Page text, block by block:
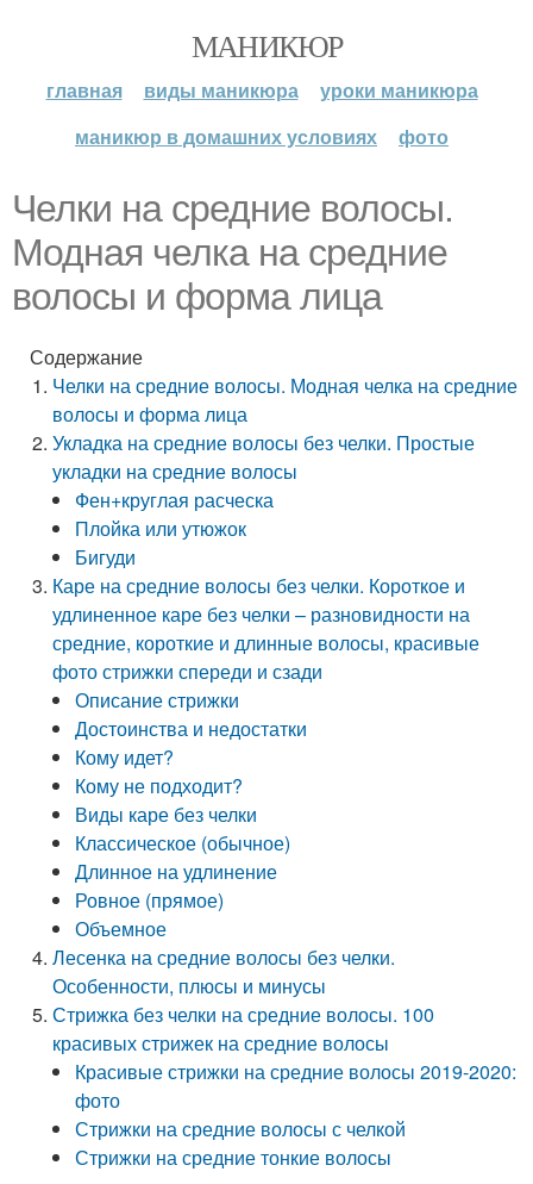
МАНИКЮР
главная виды маникюра
уроки маникюра
маникюр в домашних условиях
фото
Челки на средние волосы.
Модная челка на средние
волосы и форма лица
Содержание
Челки на средние волосы. Модная челка на средние
волосы и форма лица
Укладка на средние волосы без челки. Простые
укладки на средние волосы
Фен+круглая расческа
Плойка или утюжок
Бигуди
Каре на средние волосы без челки. Короткое и
удлиненное каре без челки – разновидности на
средние, короткие и длинные волосы, красивые
фото стрижки спереди и сзади
Описание стрижки
Достоинства и недостатки
Кому идет?
Кому не подходит?
Виды каре без челки
Классическое (обычное)
Длинное на удлинение
Ровное (прямое)
Объемное
Лесенка на средние волосы без челки.
Особенности, плюсы и минусы
Стрижка без челки на средние волосы. 100
красивых стрижек на средние волосы
Красивые стрижки на средние волосы 2019-2020:
фото
Стрижки на средние волосы с челкой
Стрижки на средние тонкие волосы